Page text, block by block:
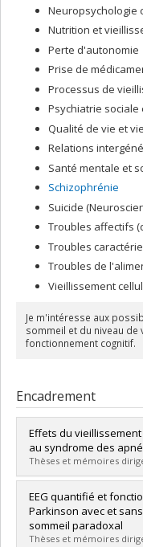
Neuropsychologie
Nutrition et
Perte d'autonomie
Prise de
Processus de
Psychiatrie sociale
Qualité de vie et
Relations
Santé mentale et
Schizophrénie
Suicide
Troubles affectifs
Troubles
Troubles de
Vieillissement
Je m'intéresse aux
sommeil et du niveau de
fonctionnement cognitif.
Encadrement
Effets du
au syndrome des
Thèses et mémoires
Diplômé(e) :Mathieu,
Cycle :Doctorat
Diplôme obtenu :
Lien vers le document
EEG quantifié et
Parkinson avec et
sommeil paradoxal
Thèses et mémoires